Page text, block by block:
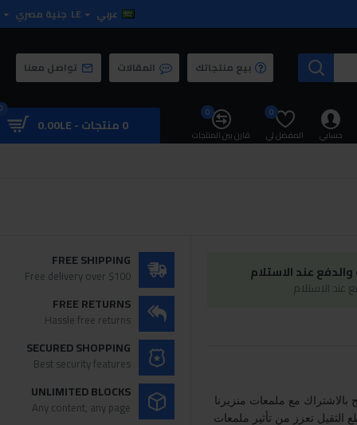
عربي LE جنية مصري
بيع منتجاتك المقالات تواصل معنا
حسابي المفضل لي
0
قارن بين المنتجات
0
0 منتجات - 0.00LE
عند الاستلام
الاستلام
مع ملمعات منزيرنا
الثقيل تعزز من تأثير ملمعات
FREE SHIPPING
Free delivery over $100
FREE RETURNS
Hassle free returns
SECURED SHOPPING
Best security features
UNLIMITED BLOCKS
Any content, any page